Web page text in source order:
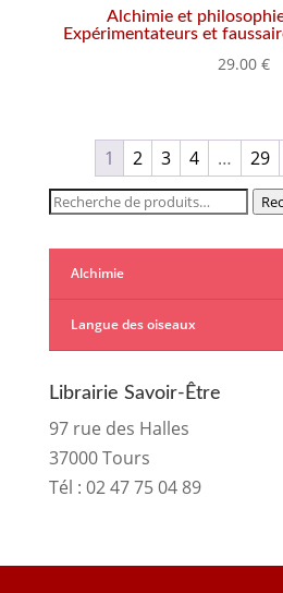
Alchimie et
Expérimentateurs et
29.00 €
1 2 3 4 … 29
Recherche
Alchimie
Langue des oiseaux
Librairie Savoir-Être
97 rue des Halles
37000 Tours
Tél : 02 47 75 04 89